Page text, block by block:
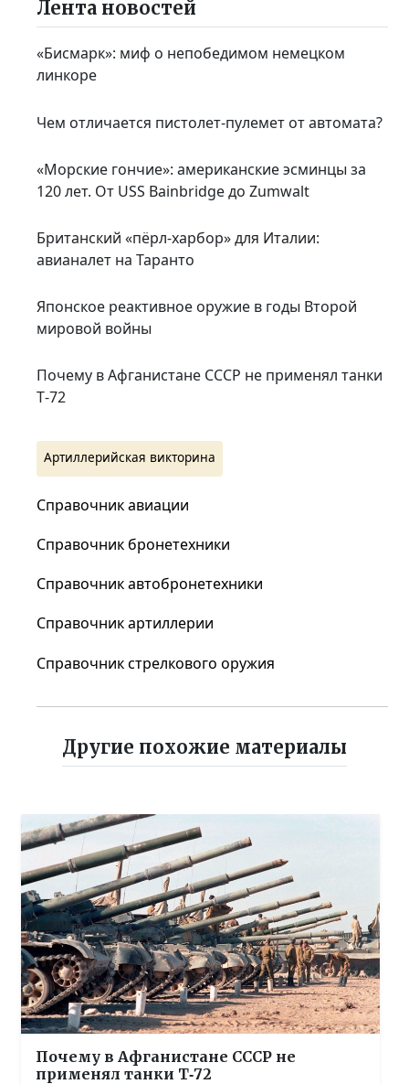
Лента новостей
«Бисмарк»: миф о непобедимом немецком
линкоре
Чем отличается пистолет-пулемет от автомата?
«Морские гончие»: американские эсминцы за
120 лет. От USS Bainbridge до Zumwalt
Британский «пёрл-харбор» для Италии:
авианалет на Таранто
Японское реактивное оружие в годы Второй
мировой войны
Почему в Афганистане СССР не применял танки
Т‑72
Артиллерийская викторина
Справочник авиации
Справочник бронетехники
Справочник автобронетехники
Справочник артиллерии
Справочник стрелкового оружия
Другие похожие материалы
Почему в Афганистане СССР не
применял танки Т‑72